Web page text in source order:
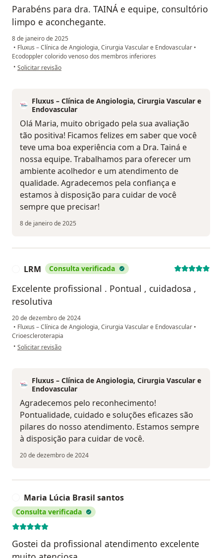
Parabéns para dra. TAINÁ e equipe, consultório
limpo e aconchegante.
8 de janeiro de 2025
• Fluxus – Clínica de Angiologia, Cirurgia Vascular e Endovascular •
Ecodoppler colorido venoso dos membros inferiores
• na opinião do utilizador Maria Nancy
Solicitar revisão
Fluxus – Clínica de Angiologia, Cirurgia Vascular e
Endovascular
Olá Maria, muito obrigado pela sua avaliação
tão positiva! Ficamos felizes em saber que você
teve uma boa experiência com a Dra. Tainá e
nossa equipe. Trabalhamos para oferecer um
ambiente acolhedor e um atendimento de
qualidade. Agradecemos pela confiança e
estamos à disposição para cuidar de você
sempre que precisar!
8 de janeiro de 2025
LRM Consulta verificada
Excelente profissional . Pontual , cuidadosa ,
resolutiva
20 de dezembro de 2024
• Fluxus – Clínica de Angiologia, Cirurgia Vascular e Endovascular •
Crioescleroterapia
• na opinião do utilizador LRM
Solicitar revisão
Fluxus – Clínica de Angiologia, Cirurgia Vascular e
Endovascular
Agradecemos pelo reconhecimento!
Pontualidade, cuidado e soluções eficazes são
pilares do nosso atendimento. Estamos sempre
à disposição para cuidar de você.
20 de dezembro de 2024
Maria Lúcia Brasil santos
Consulta verificada
Gostei da profissional atendimento excelente